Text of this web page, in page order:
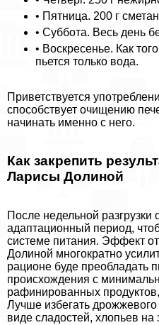
• Пятница. 200 г
• Суббота. Весь день
• Воскресенье. Как
пьется только вода.
Приветствуется
способствует очищению
начинать именно с него.
Как закрепить
Ларисы Долиной
После недельной разгрузки
адаптационный период,
системе питания. Эффект
Долиной многократно
рационе буде преобладать
происхождения с
рафинированных
Лучше избегать
виде сладостей, хлопьев на